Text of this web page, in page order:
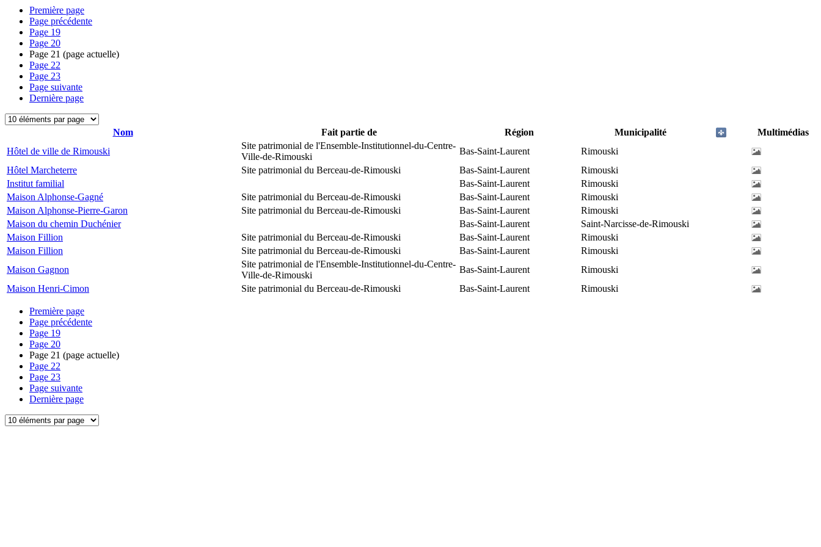
Première page
Page précédente
Page 19
Page 20
Page 21 (page actuelle)
Page 22
Page 23
Page suivante
Dernière page
Nom Fait partie de Région Municipalité
Multimédias
Hôtel de ville de Rimouski
Site patrimonial de l'Ensemble-Institutionnel-du-Centre-
Ville-de-Rimouski
Bas-Saint-Laurent
Rimouski
Hôtel Marcheterre
Site patrimonial du Berceau-de-Rimouski Bas-Saint-Laurent
Rimouski
Institut familial
Bas-Saint-Laurent
Rimouski
Maison Alphonse-Gagné
Site patrimonial du Berceau-de-Rimouski Bas-Saint-Laurent
Rimouski
Maison Alphonse-Pierre-Garon
Site patrimonial du Berceau-de-Rimouski Bas-Saint-Laurent
Rimouski
Maison du chemin Duchénier
Bas-Saint-Laurent
Saint-Narcisse-de-Rimouski
Maison Fillion
Site patrimonial du Berceau-de-Rimouski Bas-Saint-Laurent
Rimouski
Maison Fillion
Site patrimonial du Berceau-de-Rimouski Bas-Saint-Laurent
Rimouski
Maison Gagnon
Site patrimonial de l'Ensemble-Institutionnel-du-Centre-
Ville-de-Rimouski
Bas-Saint-Laurent
Rimouski
Maison Henri-Cimon
Site patrimonial du Berceau-de-Rimouski Bas-Saint-Laurent Rimouski
Première page
Page précédente
Page 19
Page 20
Page 21 (page actuelle)
Page 22
Page 23
Page suivante
Dernière page